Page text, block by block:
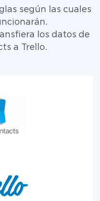
según las cuales
los datos de
a Trello.